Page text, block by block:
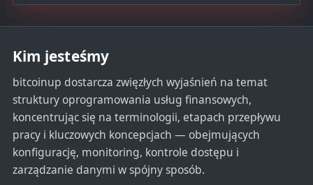
a
t
s
Kim jesteśmy
bitcoinup dostarcza zwięzłych wyjaśnień na temat
struktury oprogramowania usług finansowych,
koncentrując się na terminologii, etapach przepływu
pracy i kluczowych koncepcjach — obejmujących
konfigurację, monitoring, kontrole dostępu i
zarządzanie danymi w spójny sposób.